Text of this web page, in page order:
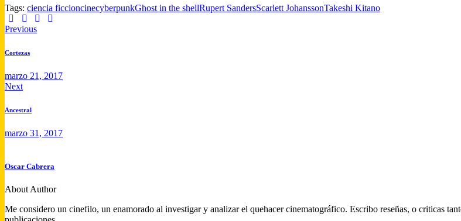
Tags: ciencia ficcioncinecyberpunkGhost in the shellRupert SandersScarlett JohanssonTakeshi Kitano
Previous
Cortezas
marzo 21, 2017
Next
Ancestral
marzo 31, 2017
Oscar Cabrera
About Author
Me considero un cinefilo, un enamorado al investigar y analizar el quehacer cinematográfico. Escribo reseñas, o criticas